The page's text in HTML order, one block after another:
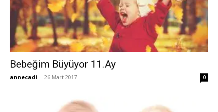
Bebeğim Büyüyor 11.Ay
annecadi - 26 Mart 2017 0